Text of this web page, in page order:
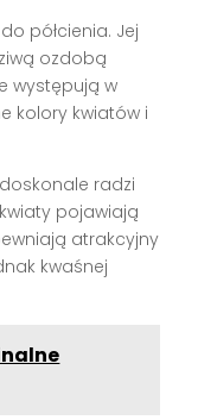
półcienia. Jej
ozdobą
występują w
kolory kwiatów i
radzi
pojawiają
atrakcyjny
kwaśnej